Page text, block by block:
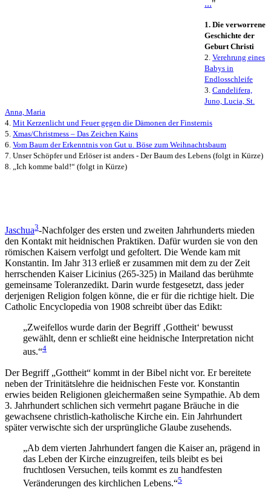
..."
1. Die verworrene
Geschichte der
Geburt Christi
2. Verehrung eines
Babys in
Endlosschleife
3. Candelifera,
Juno, Lucia, St.
Anna, Maria
4. Mit Kerzenlicht und Feuer gegen die Dämonen der Finsternis
5. Xmas/Christmess – Das Zeichen Kains
6. Vom Baum der Erkenntnis von Gut u. Böse zum Weihnachtsbaum
7. Unser Schöpfer und Erlöser ist anders - Der Baum des Lebens (folgt in Kürze)
8. „Ich komme bald!“ (folgt in Kürze)
Jaschua3-Nachfolger des ersten und zweiten Jahrhunderts mieden
den Kontakt mit heidnischen Praktiken. Dafür wurden sie von den
römischen Kaisern verfolgt und gefoltert. Die Wende kam mit
Konstantin. Im Jahr 313 erließ er zusammen mit dem zu der Zeit
herrschenden Kaiser Licinius (265-325) in Mailand das berühmte
gemeinsame Toleranzedikt. Darin wurde festgesetzt, dass jeder
derjenigen Religion folgen könne, die er für die richtige hielt. Die
Catholic Encyclopedia von 1908 schreibt über das Edikt:
„Zweifellos wurde darin der Begriff ‚Gottheit‘ bewusst
gewählt, denn er schließt eine heidnische Interpretation nicht
aus.“4
Der Begriff „Gottheit“ kommt in der Bibel nicht vor. Er bereitete
neben der Trinitätslehre die heidnischen Feste vor. Konstantin
erwies beiden Religionen gleichermaßen seine Sympathie. Ab dem
3. Jahrhundert schlichen sich vermehrt pagane Bräuche in die
gewachsene christlich-katholische Kirche ein. Ein Jahrhundert
später verwischte sich der ursprüngliche Glaube zusehends.
„Ab dem vierten Jahrhundert fangen die Kaiser an, prägend in
das Leben der Kirche einzugreifen, teils bleibt es bei
fruchtlosen Versuchen, teils kommt es zu handfesten
Veränderungen des kirchlichen Lebens.“5